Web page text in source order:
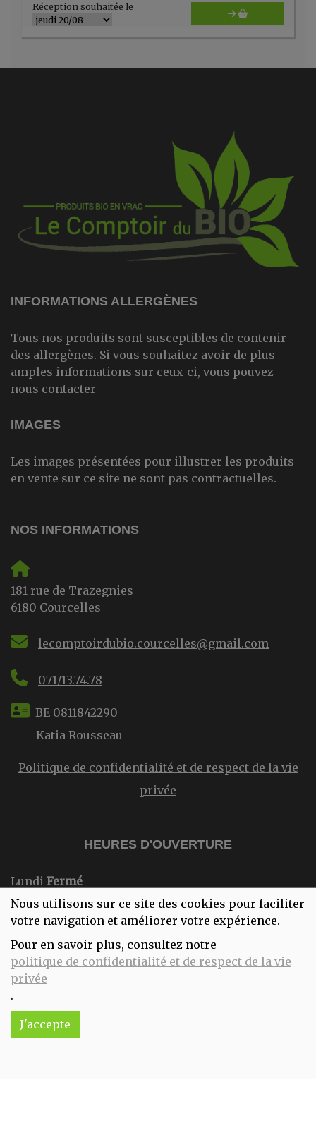
Nous utilisons sur ce site des cookies pour faciliter
votre navigation et améliorer votre expérience.
Pour en savoir plus, consultez notre
politique de confidentialité et de respect de la vie
privée
.
J'accepte
Réception souhaitée le
INFORMATIONS ALLERGÈNES
Tous nos produits sont susceptibles de contenir
des allergènes. Si vous souhaitez avoir de plus
amples informations sur ceux-ci, vous pouvez
nous contacter
IMAGES
Les images présentées pour illustrer les produits
en vente sur ce site ne sont pas contractuelles.
NOS INFORMATIONS
181 rue de Trazegnies
6180 Courcelles
lecomptoirdubio.courcelles@gmail.com
071/13.74.78
BE 0811842290
Katia Rousseau
Politique de confidentialité et de respect de la vie
privée
HEURES D'OUVERTURE
Lundi Fermé
Mardi10:00-18:00
Mercredi 10:00-18:00
10:00-18:00
Vendredi10:00-18:00
Samedi10:00-18:00
Dimanche